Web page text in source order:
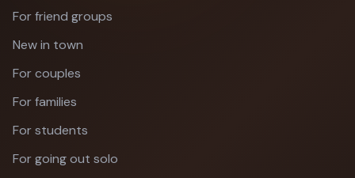
For friend groups
New in town
For couples
For families
For students
For going out solo